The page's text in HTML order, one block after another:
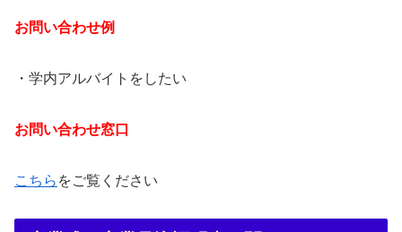
お問い合わせ例
・学内アルバイトをしたい
お問い合わせ窓口
こちら をご覧ください